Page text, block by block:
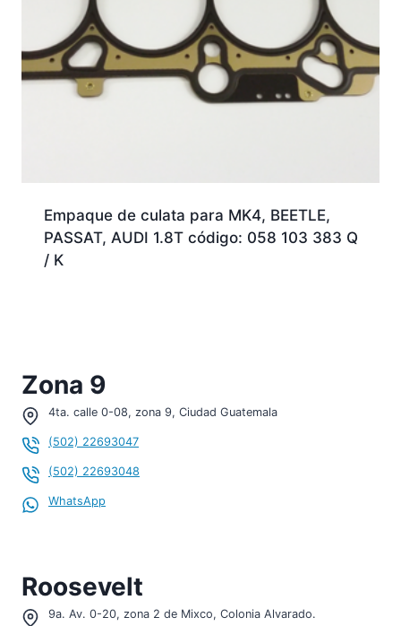
Empaque de culata para MK4, BEETLE,
PASSAT, AUDI 1.8T código: 058 103 383 Q
/ K
Zona 9
4ta. calle 0-08, zona 9, Ciudad Guatemala
(502) 22693047
(502) 22693048
WhatsApp
Roosevelt
9a. Av. 0-20, zona 2 de Mixco, Colonia Alvarado.
¡Hola, soy tu asistente!